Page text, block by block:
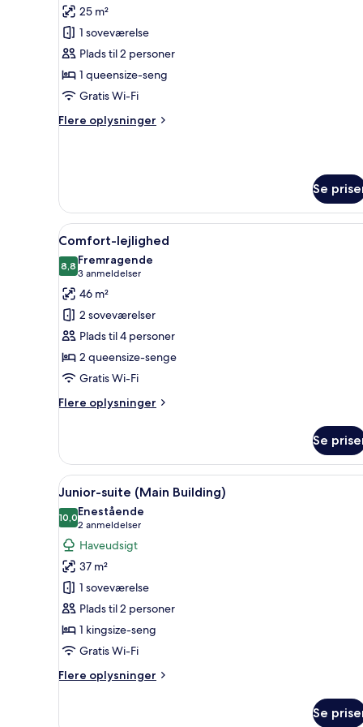
billeder
af
Comfort-
dobbeltværelse
(Main
25 m²
1 soveværelse
Plads til 2 personer
1 queensize-seng
Gratis Wi-Fi
Flere oplysninger
Flere
Building)
Se
Indlæs
alle
billeder
af
Comfort-
lejlighed
Et hotelværelse med en stor
13
Comfort-lejlighed
8,88,8 ud af 10
Fremragende
3 anmeldelser
(3
anmeldelser)
46 m²
2 soveværelser
Plads til 4 personer
2 queensize-senge
Gratis Wi-Fi
Flere oplysninger
Flere
lejlighed
Se
Indlæs
alle
billeder
af
Junior-
suite
(Main
Building)
Et hotelværelse med seng,
9
Junior-suite (Main Building)
10,010,0 ud af 10
Enestående
2 anmeldelser
(2
anmeldelser)
Haveudsigt
37 m²
1 soveværelse
Plads til 2 personer
1 kingsize-seng
Gratis Wi-Fi
Flere oplysninger
Flere
Se